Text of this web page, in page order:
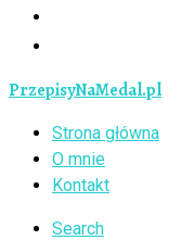
PrzepisyNaMedal.pl
Strona główna
O mnie
Kontakt
Search